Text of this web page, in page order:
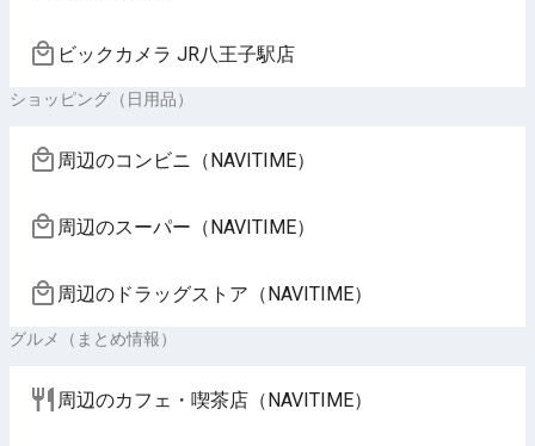
ビックカメラ JR八王子駅店
ショッピング（日用品）
周辺のコンビニ（NAVITIME）
周辺のスーパー（NAVITIME）
周辺のドラッグストア（NAVITIME）
グルメ（まとめ情報）
周辺のカフェ・喫茶店（NAVITIME）